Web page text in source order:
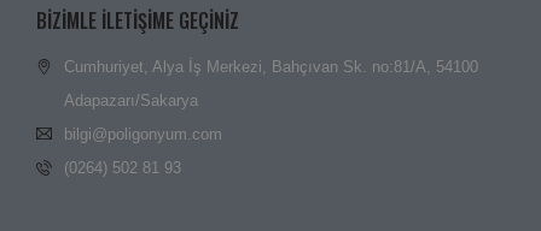
BIZIMLE ILETIŞIME GEÇINIZ
Cumhuriyet, Alya İş Merkezi, Bahçıvan Sk. no:81/A, 54100
Adapazarı/Sakarya
bilgi@poligonyum.com
(0264) 502 81 93